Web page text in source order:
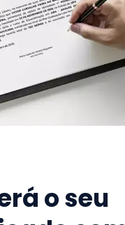
o seu